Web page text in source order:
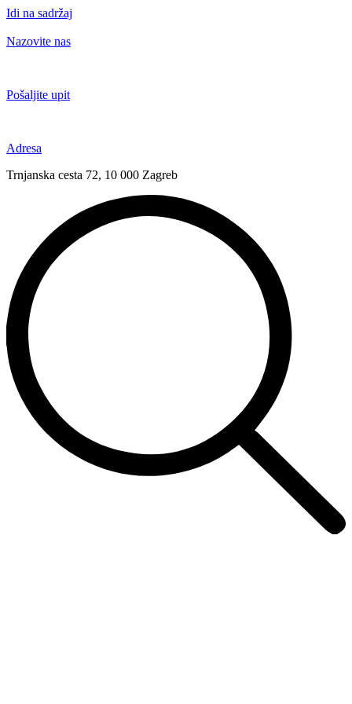
Idi na sadržaj
Nazovite nas
Pošaljite upit
Adresa
Trnjanska cesta 72, 10 000 Zagreb